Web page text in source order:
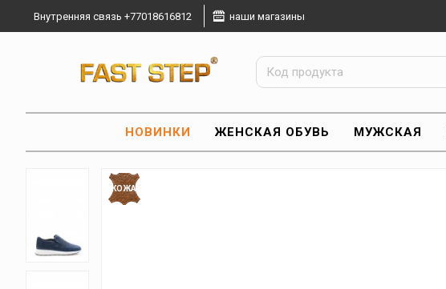
Внутренняя связь +77018616812 наши магазины
НОВИНКИ ЖЕНСКАЯ ОБУВЬ МУЖСКАЯ
КОЖА